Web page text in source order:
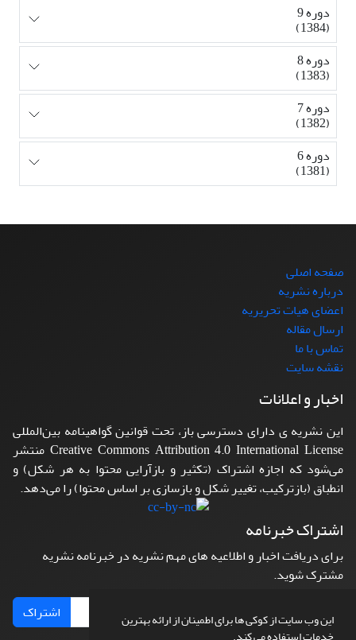
این وب سایت از کوکی ها برای اطمینان از ارائه بهترین
دوره 9
(1384)
دوره 8
(1383)
دوره 7
(1382)
دوره 6
(1381)
صفحه اصلی
درباره نشریه
اعضای هیات تحریریه
ارسال مقاله
تماس با ما
نقشه سایت
اخبار و اعلانات
این نشریه ی دارای دسترسی باز، تحت قوانین گواهینامه بین‌المللی
Creative Commons Attribution 4.0 International License منتشر
می‌شود که اجازه اشتراک (تکثیر و بازآرایی محتوا به هر شکل) و
انطباق (بازترکیب، تغییر شکل و بازسازی بر اساس محتوا) را می‌دهد.
اشتراک خبرنامه
برای دریافت اخبار و اطلاعیه های مهم نشریه در خبرنامه نشریه
مشترک شوید.
اشتراک